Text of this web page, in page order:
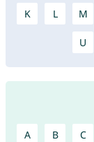
K L M
U
A B C